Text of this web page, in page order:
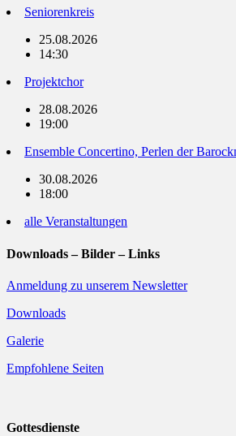
Seniorenkreis
25.08.2026
14:30
Projektchor
28.08.2026
19:00
Ensemble Concertino, Perlen der
30.08.2026
18:00
alle Veranstaltungen
Downloads – Bilder – Links
Anmeldung zu unserem Newsletter
Downloads
Galerie
Empfohlene Seiten
Gottesdienste